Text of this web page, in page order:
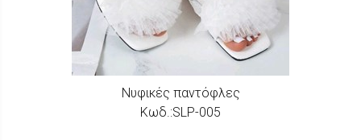
Νυφικές παντόφλες
Κωδ.:SLP-005